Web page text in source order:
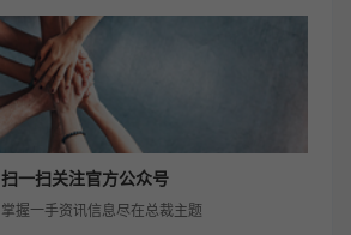
扫一扫关注官方公众号
掌握一手资讯信息尽在总裁主题